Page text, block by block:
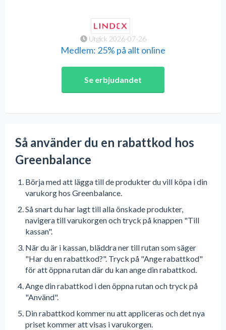
Utgick 2026-07-26
Medlem: 25% på allt online
Se erbjudandet
Så använder du en rabattkod hos
Greenbalance
Börja med att lägga till de produkter du vill köpa i din
varukorg hos Greenbalance.
Så snart du har lagt till alla önskade produkter,
navigera till varukorgen och tryck på knappen "Till
kassan".
När du är i kassan, bläddra ner till rutan som säger
"Har du en rabattkod?". Tryck på "Ange rabattkod"
för att öppna rutan där du kan ange din rabattkod.
Ange din rabattkod i den öppna rutan och tryck på
"Använd".
Din rabattkod kommer nu att appliceras och det nya
priset kommer att visas i varukorgen.